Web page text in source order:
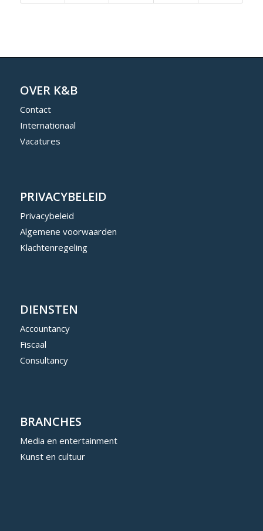
OVER K&B
Contact
Internationaal
Vacatures
PRIVACYBELEID
Privacybeleid
Algemene voorwaarden
Klachtenregeling
DIENSTEN
Accountancy
Fiscaal
Consultancy
BRANCHES
Media en entertainment
Kunst en cultuur